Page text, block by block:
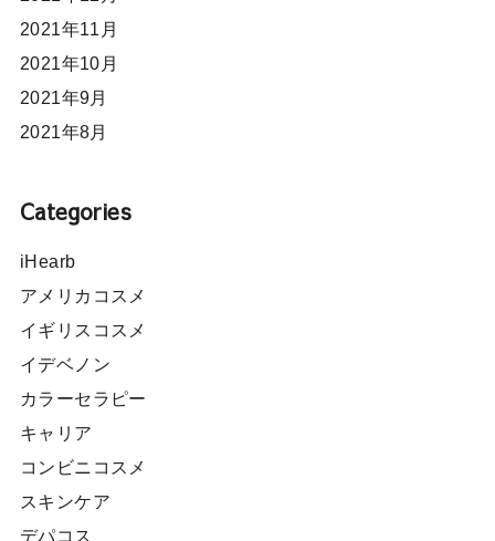
2021年11月
2021年10月
2021年9月
2021年8月
Categories
iHearb
アメリカコスメ
イギリスコスメ
イデベノン
カラーセラピー
キャリア
コンビニコスメ
スキンケア
デパコス